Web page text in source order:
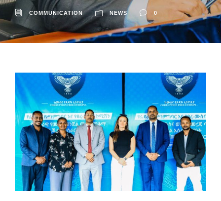
COMMUNICATION NEWS 0